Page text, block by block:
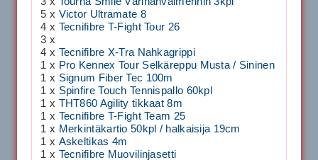
5 x Victor Ultramate 8
4 x Tecnifibre T-Fight Tour 26
3 x
4 x Tecnifibre X-Tra Nahkagrippi
1 x Pro Kennex Tour Selkäreppu Musta / Sininen
1 x Signum Fiber Tec 100m
1 x Spinfire Touch Tennispallo 60kpl
1 x THT860 Agility tikkaat 8m
1 x Tecnifibre T-Fight Team 25
1 x Merkintäkartio 50kpl / halkaisija 19cm
1 x Askeltikas 4m
1 x Tecnifibre Muovilinjasetti